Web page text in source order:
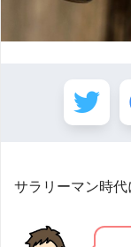
サラリーマン時